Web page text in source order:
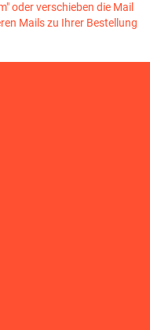
oder verschieben die Mail
Mails zu Ihrer Bestellung